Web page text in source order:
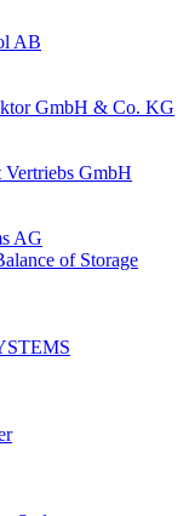
AB
GmbH & Co. KG
Vertriebs GmbH
AG
of Storage